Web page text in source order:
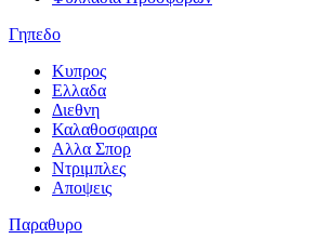
Γηπεδο
Κυπρος
Ελλαδα
Διεθνη
Καλαθοσφαιρα
Αλλα Σπορ
Ντριμπλες
Αποψεις
Παραθυρο